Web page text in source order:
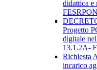
didattica e
Progetto
digitale
13.1.2A-
Richiesta
incarico